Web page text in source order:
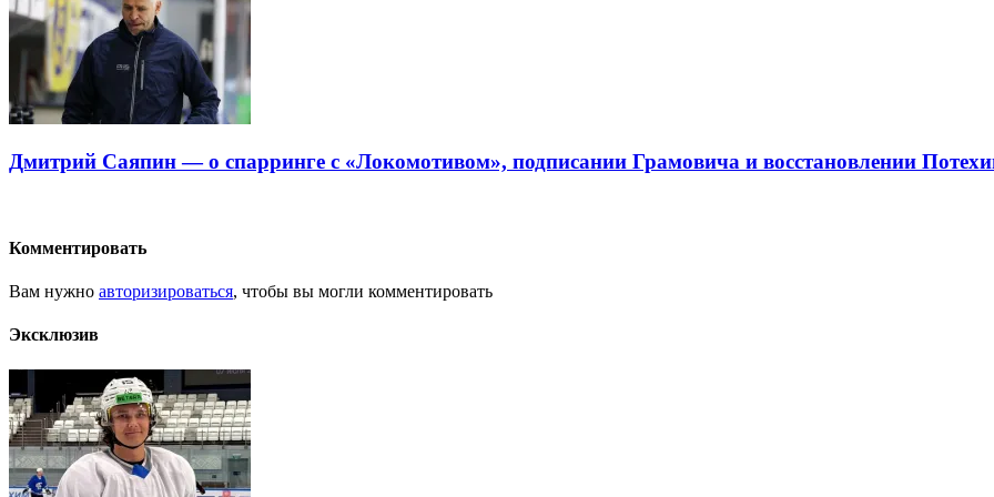
Дмитрий Саяпин — о спарринге с «Локомотивом», подписании Грамовича и восстановлении
Комментировать
Вам нужно авторизироваться, чтобы вы могли комментировать
Эксклюзив